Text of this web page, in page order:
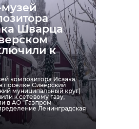
Шварца
к
композитора Исаака
поселке Сиверский
муниципальный круг)
к сетевому газу,
в АО "Газпром
Ленинградская